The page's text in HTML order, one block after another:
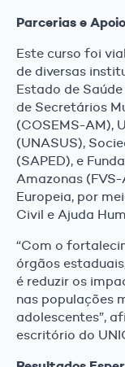
Parcerias e Apoio
Este curso foi
de diversas
Estado de
de Secretários
(COSEMS-AM),
(UNASUS),
(SAPED), e
Amazonas
Europeia, por
Civil e Ajuda
“Com o
órgãos
é reduzir os
nas populações
adolescentes”,
escritório do